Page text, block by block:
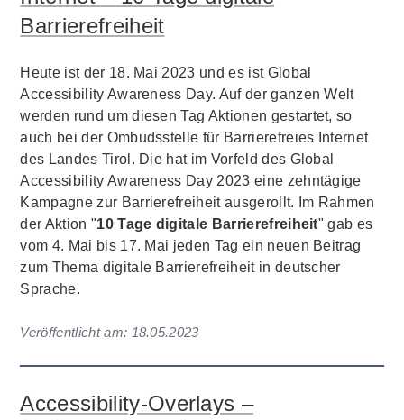
Barrierefreiheit
Heute ist der 18. Mai 2023 und es ist Global
Accessibility Awareness Day. Auf der ganzen Welt
werden rund um diesen Tag Aktionen gestartet, so
auch bei der Ombudsstelle für Barrierefreies Internet
des Landes Tirol. Die hat im Vorfeld des Global
Accessibility Awareness Day 2023 eine zehntägige
Kampagne zur Barrierefreiheit ausgerollt. Im Rahmen
der Aktion "10 Tage digitale Barrierefreiheit" gab es
vom 4. Mai bis 17. Mai jeden Tag ein neuen Beitrag
zum Thema digitale Barrierefreiheit in deutscher
Sprache.
Veröffentlicht am: 18.05.2023
Accessibility-Overlays –